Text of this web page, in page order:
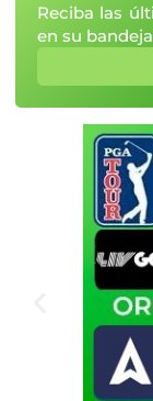
Reciba las
en su